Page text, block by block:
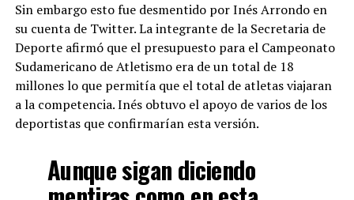
Sin embargo esto fue desmentido por Inés Arrondo en
su cuenta de Twitter. La integrante de la Secretaria de
Deporte afirmó que el presupuesto para el Campeonato
Sudamericano de Atletismo era de un total de 18
millones lo que permitía que el total de atletas viajaran
a la competencia. Inés obtuvo el apoyo de varios de los
deportistas que confirmarían esta versión.
Aunque sigan diciendo